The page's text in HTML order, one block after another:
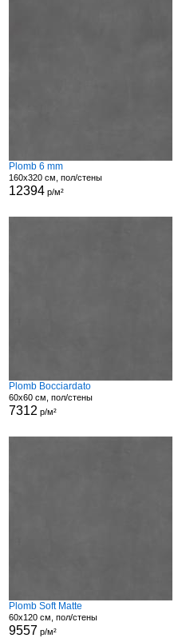
Plomb 6 mm
160x320 см, пол/стены
12394р/м²
Plomb Bocciardato
60x60 см, пол/стены
7312 р/м²
Plomb Soft Matte
60x120 см, пол/стены
9557 р/м²